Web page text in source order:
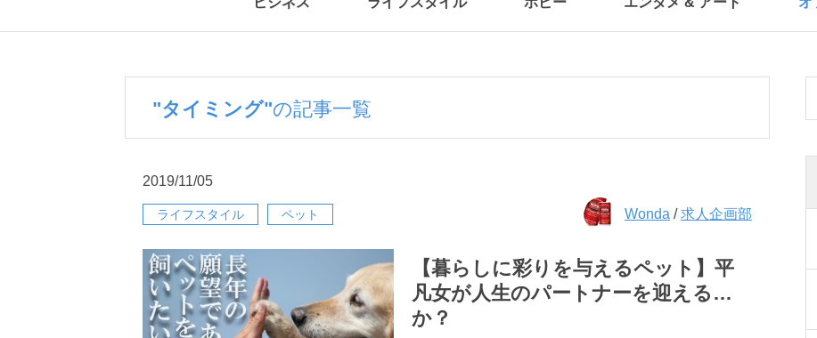
"タイミング"の記事一覧
2019/11/05
ライフスタイル ペット Wonda /求人企画部
【暮らしに彩りを与えるペット】平
凡女が人生のパートナーを迎える…
か？